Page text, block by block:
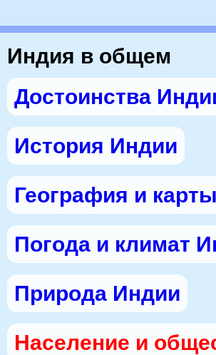
Индия в общем
Достоинства
История Индии
География и
Погода и климат
Природа Индии
Население и